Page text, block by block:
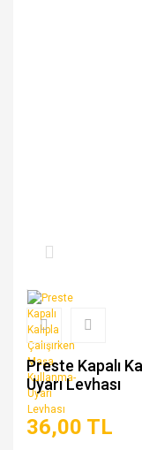
Preste Kapalı
Uyarı Levhası
36,00 TL